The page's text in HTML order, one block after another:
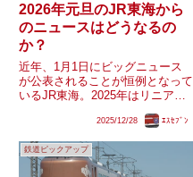
2026年元旦のJR東海から
のニュースはどうなるの
か？
近年、1月1日にビッグニュース
が公表されることが恒例となって
いるJR東海。2025年はリニアの
ことが公表されました。今シーズ
ンは先日385系量産先行車の詳細
が発表され、既にビッグニュース
といえるものが公表されて...
2025/12/28 ｴｽｾﾌﾞﾝ
鉄道ピックアップ